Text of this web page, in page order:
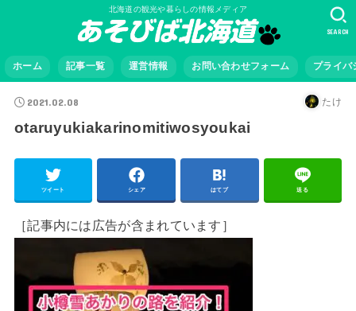
北海道の観光や暮らしの情報メディア
ホーム 記事一覧 運営情報 お問い合わせフォーム プライバ
SEARCH
2021.02.08 たけ
otaruyukiakarinomitiwosyoukai
ツイート シェア はてブ 送る
［記事内には広告が含まれています］